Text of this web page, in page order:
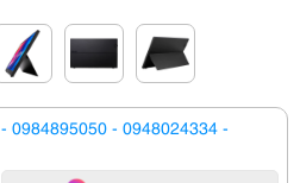
- 0984895050 - 0948024334 -